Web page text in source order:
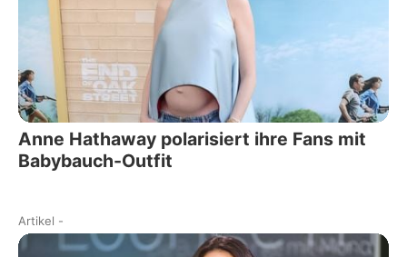
Anne Hathaway polarisiert ihre Fans mit
Babybauch-Outfit
Artikel -